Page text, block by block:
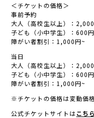
＜チケットの価格＞
事前予約
大人（高校生以上）：
子ども（小中学生）：600
障がい者割引：1,000円~
当日
大人（高校生以上）：
子ども（小中学生）：600
障がい者割引：1,000円~
※チケットの価格は変動価
公式チケットサイトはこちら